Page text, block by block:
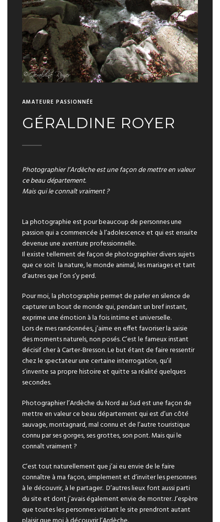
AMATEURE PASSIONNÉE
GÉRALDINE ROYER
Photographier l’Ardèche est une façon de mettre en valeur
ce beau département.
Mais qui le connaît vraiment ?
La photographie est pour beaucoup de personnes une
passion qui a commencée à l’adolescence et qui est ensuite
devenue une aventure professionnelle.
Il existe tellement de façon de photographier divers sujets
que ce soit la nature, le monde animal, les mariages et tant
d’autres que l’on s’y perd.
Pour moi, la photographie permet de parler en silence de
capturer un bout de monde qui, pendant un bref instant,
exprime une émotion à la fois intime et universelle.
Lors de mes randonnées, j’aime en effet favoriser la saisie
des moments naturels, non posés. C’est le fameux instant
décisif cher à Carter-Bresson. Le but étant de faire ressentir
chez le spectateur une certaine interrogation, qu’il
s’invente sa propre histoire et quitte sa réalité quelques
secondes.
Photographier l’Ardèche du Nord au Sud est une façon de
mettre en valeur ce beau département qui est d’un côté
sauvage, montagnard, mal connu et de l’autre touristique
connu par ses gorges, ses grottes, son pont. Mais qui le
connaît vraiment ?
C’est tout naturellement que j’ai eu envie de le faire
connaître à ma façon, simplement et d’inviter les personnes
à le découvrir, à le partager. D’autres lieux font aussi parti
du site et dont j’avais également envie de montrer. J’espère
que toutes les personnes visitant le site prendront autant